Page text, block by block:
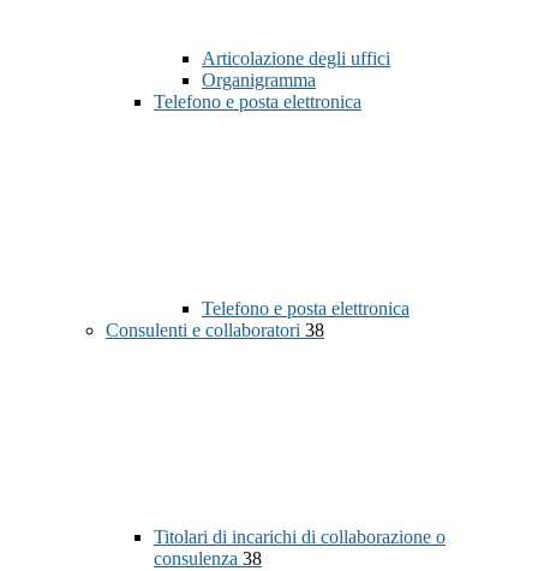
Articolazione degli uffici
Organigramma
Telefono e posta elettronica
Telefono e posta elettronica
Consulenti e collaboratori 38
Titolari di incarichi di collaborazione o
consulenza 38